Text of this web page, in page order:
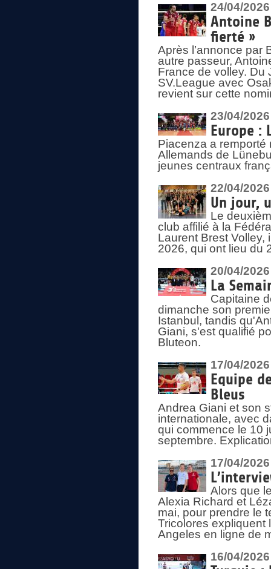
24/04/2026
Antoine
fierté »
Après l’annonce par
autre passeur,
France de volley. Du
SV.League avec
revient sur cette
23/04/2026
Europe :
Piacenza a remporté
Allemands de
jeunes centraux
22/04/2026
Un jour,
Le
club affilié à la
Laurent Brest Volley,
2026, qui ont lieu du
20/04/2026
La
Capitaine
dimanche son
Istanbul, tandis
Giani, s'est qualifié
Bluteon.
17/04/2026
Equipe
Bleus
Andrea Giani et son
internationale, avec
qui commence le 10
septembre.
17/04/2026
Alors que
Alexia Richard et
mai, pour prendre le
Tricolores expliquent
Angeles en ligne de
16/04/2026